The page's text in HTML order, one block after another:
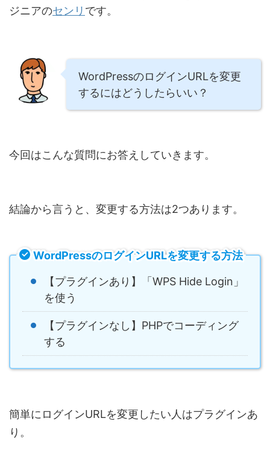
ジニアのセンリ です。
WordPressのログインURLを変更
するにはどうしたらいい？
今回はこんな質問にお答えしていきます。
結論から言うと、変更する方法は2つあります。
WordPressのログインURLを変更する方法
【プラグインあり】「WPS Hide Login」
を使う
【プラグインなし】PHPでコーディング
する
簡単にログインURLを変更したい人はプラグインあ
り。